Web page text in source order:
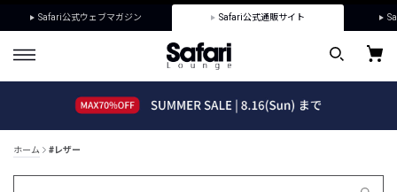
Safari公式ウェブマガジン Safari公式通販サイト
ホーム #レザー